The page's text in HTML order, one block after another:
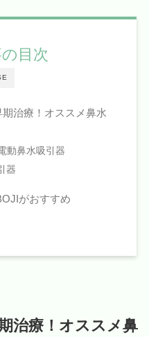
目次
治療！オススメ鼻水
動鼻水吸引器
器
がおすすめ
治療！オススメ鼻